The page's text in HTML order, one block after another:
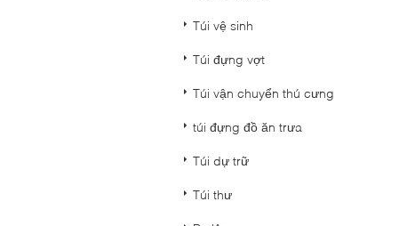
Túi vệ sinh
Túi đựng vợt
Túi vận chuyển thú cưng
túi đựng đồ ăn trưa
Túi dự trữ
Túi thư